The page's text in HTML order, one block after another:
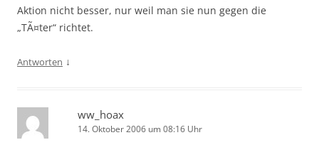
Aktion nicht besser, nur weil man sie nun gegen die
„TÃ¤ter“ richtet.
Antworten ↓
ww_hoax
14. Oktober 2006 um 08:16 Uhr